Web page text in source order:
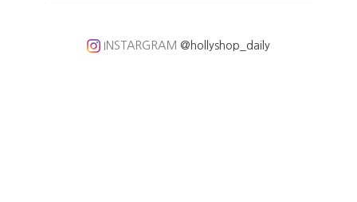
INSTARGRAM @hollyshop_daily